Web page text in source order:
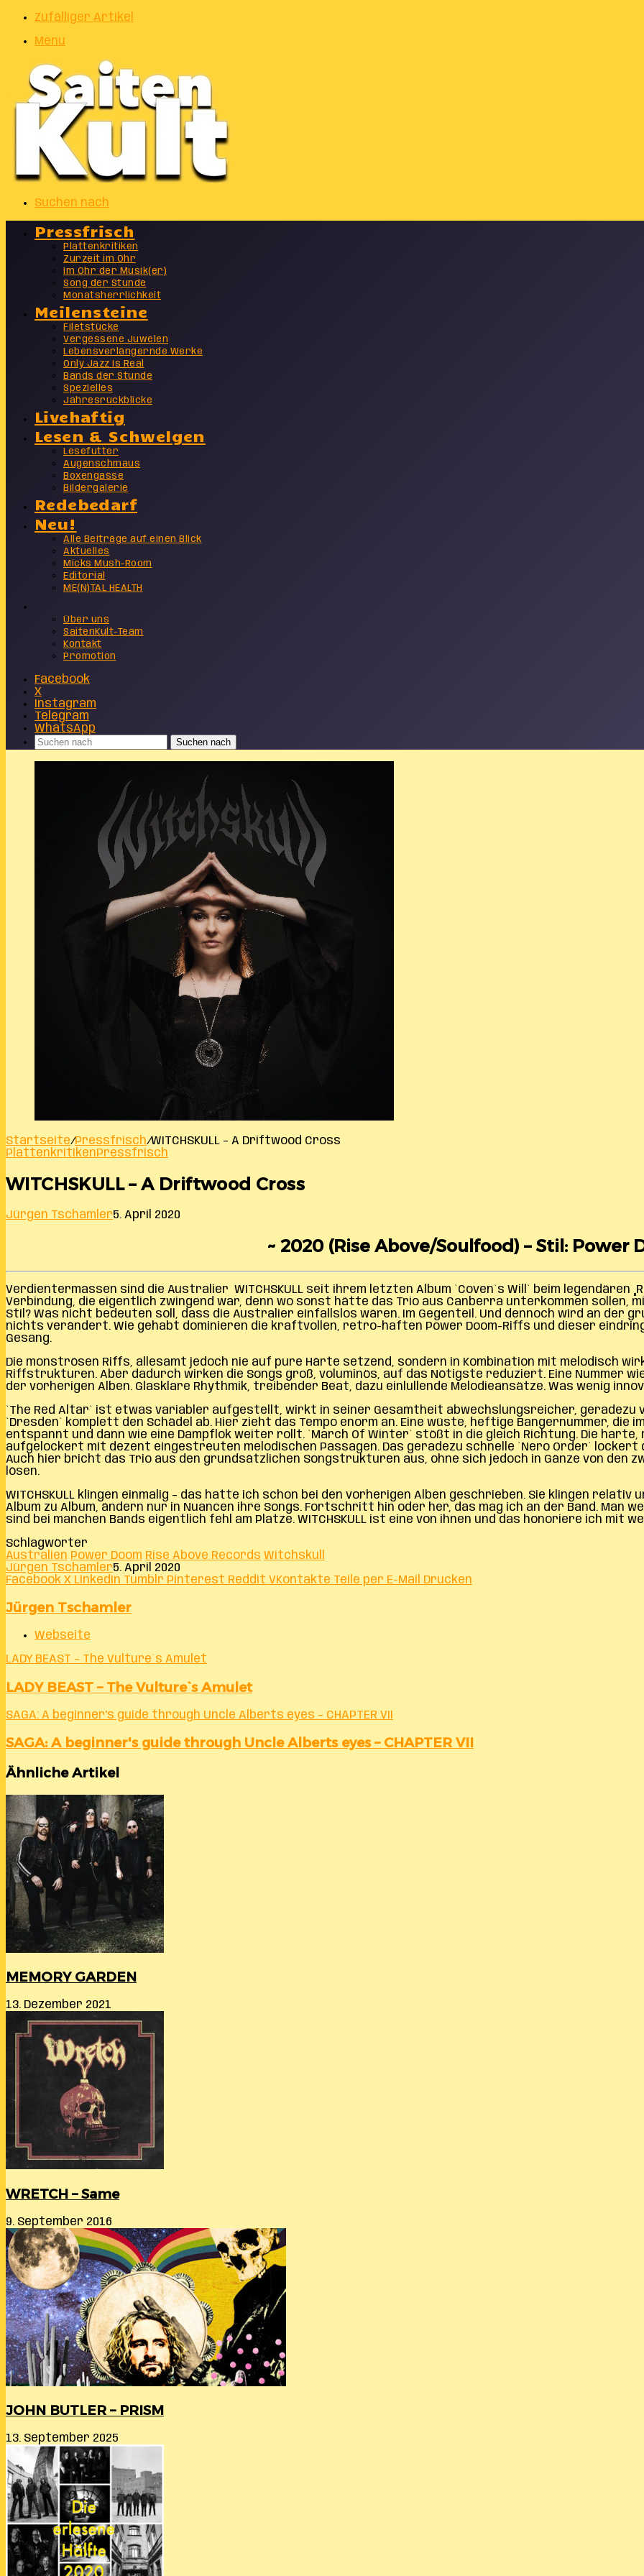
Zufälliger Artikel
Menu
Suchen nach
Pressfrisch
Plattenkritiken
Zurzeit im Ohr
Im Ohr der Musik(er)
Song der Stunde
Monatsherrlichkeit
Meilensteine
Filetstücke
Vergessene Juwelen
Lebensverlängernde Werke
Only Jazz Is Real
Bands der Stunde
Spezielles
Jahresrückblicke
Livehaftig
Lesen & Schwelgen
Lesefutter
Augenschmaus
Boxengasse
Bildergalerie
Redebedarf
Neu!
Alle Beiträge auf einen Blick
Aktuelles
Micks Mush-Room
Editorial
ME(N)TAL HEALTH
Über uns
SaitenKult-Team
Kontakt
Promotion
Facebook
X
Instagram
Telegram
WhatsApp
Suchen nach
Startseite/Pressfrisch/WITCHSKULL – A Driftwood Cross
PlattenkritikenPressfrisch
WITCHSKULL – A Driftwood Cross
Jürgen Tschamler5. April 2020
~ 2020 (Rise Above/Soulfood) – Stil: Power
Verdientermassen sind die Australier WITCHSKULL seit ihrem letzten Album `Coven`s Will` beim legendären
Verbindung, die eigentlich zwingend war, denn wo sonst hätte das Trio aus Canberra unterkommen sollen,
Stil? Was nicht bedeuten soll, dass die Australier einfallslos wären. Im Gegenteil. Und dennoch wird an der
nichts verändert. Wie gehabt dominieren die kraftvollen, retro-haften Power Doom-Riffs und dieser
Gesang.
Die monströsen Riffs, allesamt jedoch nie auf pure Härte setzend, sondern in Kombination mit melodisch
Riffstrukturen. Aber dadurch wirken die Songs groß, voluminös, auf das Nötigste reduziert. Eine Nummer
der vorherigen Alben. Glasklare Rhythmik, treibender Beat, dazu einlullende Melodieansätze. Was wenig
`The Red Altar` ist etwas variabler aufgestellt, wirkt in seiner Gesamtheit abwechslungsreicher, geradezu
`Dresden` komplett den Schädel ab. Hier zieht das Tempo enorm an. Eine wüste, heftige Bangernummer, die
entspannt und dann wie eine Dampflok weiter rollt. `March Of Winter` stößt in die gleich Richtung. Die harte,
aufgelockert mit dezent eingestreuten melodischen Passagen. Das geradezu schnelle `Nero Order`
Auch hier bricht das Trio aus den grundsätzlichen Songstrukturen aus, ohne sich jedoch in Gänze von den
lösen.
WITCHSKULL klingen einmalig – das hatte ich schon bei den vorherigen Alben geschrieben. Sie klingen
Album zu Album, ändern nur in Nuancen ihre Songs. Fortschritt hin oder her, das mag ich an der Band. Man
sind bei manchen Bands eigentlich fehl am Platze. WITCHSKULL ist eine von ihnen und das honoriere ich mit
Schlagwörter
Australien Power Doom Rise Above Records Witchskull
Jürgen Tschamler5. April 2020
Facebook X LinkedIn Tumblr Pinterest Reddit VKontakte Teile per E-Mail Drucken
Jürgen Tschamler
Webseite
LADY BEAST – The Vulture`s Amulet
LADY BEAST – The Vulture`s Amulet
SAGA: A beginner's guide through Uncle Alberts eyes – CHAPTER VII
SAGA: A beginner's guide through Uncle Alberts eyes – CHAPTER VII
Ähnliche Artikel
MEMORY GARDEN
13. Dezember 2021
WRETCH – Same
9. September 2016
JOHN BUTLER – PRISM
13. September 2025